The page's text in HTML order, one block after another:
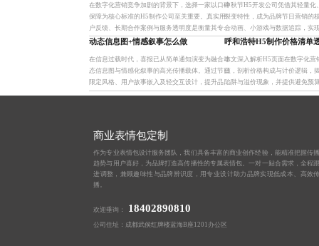
在数字化营销竞争加剧的背景下，选择一家以口碑
保障为核心标准的H5制作公司至关重要。真实用
户反馈、长期合作案例与服务透明度是衡量其专业
能力的关键。真正值得信赖的团队能实现高效传播
中秋节H5开发公司凭借其轻量化
裂变特性，成为品牌节日营销的
合动画、小游戏与数据追踪，实
户转化的闭环。选择具备创意储
动态信息图+情感叙事怎么做
在信息过载时代，喜报已从简单通知演变为融合动
态信息图与情感化叙事的高光传播载体。通过节日
限定风格、用户故事嵌入及轻交互设计，提升品牌
温度与用户参与度，实现从被看见到被记住的跃
呼和浩特H5制作价格清单
本文深入解析H5页面在数字化营
值，剖析价格构成与计价逻辑，
陷阱与溢价现象，并提供避免预
略。企业应通过标准化需求文档
商业表情包定制
作为专业表情包设计服务团队，我们具备丰富的商业创作经验，能精准把握传
趋势与用户喜好，为品牌打造高传播性的专属表情包。一对一贴合需求，全程
进调整，兼顾趣味性与品牌辨识度，用专业设计助力品牌实现低成本、高效
播。
欢迎垂询： 18402890810
公司住址：成都武侯红牌楼蓝海B座1201办公区